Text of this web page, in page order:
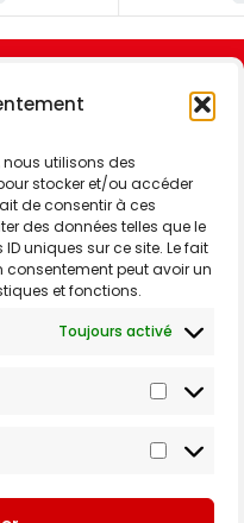
nous utilisons des
stocker et/ou accéder
de consentir à ces
des données telles que le
uniques sur ce site. Le fait
consentement peut avoir un
et fonctions.
Toujours activé
173,